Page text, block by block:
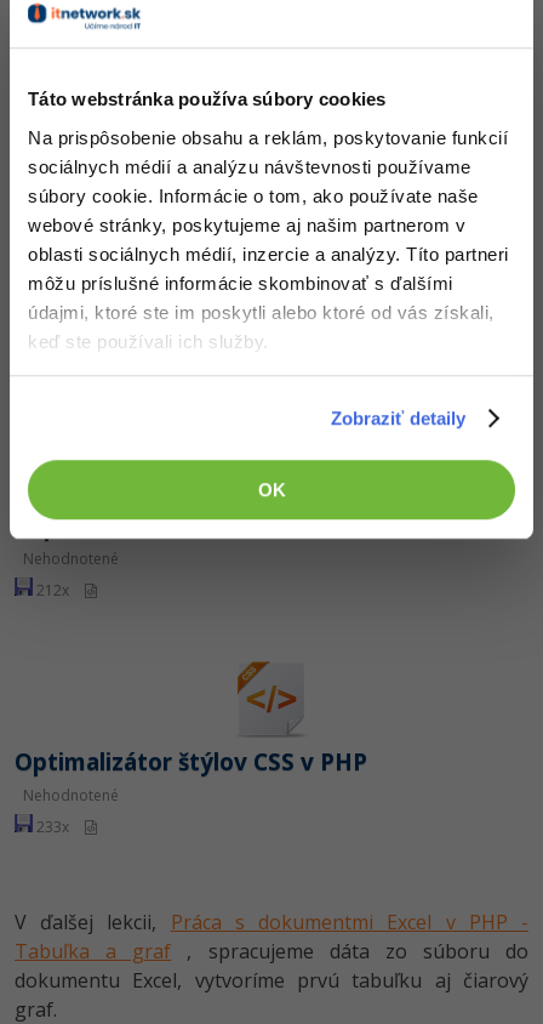
Táto webstránka používa súbory cookies
Na prispôsobenie obsahu a reklám, poskytovanie funkcií
sociálnych médií a analýzu návštevnosti používame
súbory cookie. Informácie o tom, ako používate naše
webové stránky, poskytujeme aj našim partnerom v
oblasti sociálnych médií, inzercie a analýzy. Títo partneri
môžu príslušné informácie skombinovať s ďalšími
údajmi, ktoré ste im poskytli alebo ktoré od vás získali,
keď ste používali ich služby.
Zobraziť detaily
OK
SEO
UX
Business
Copywriting -30%
MS Office -80%
Google Dokumenty
Time management
Siete
Elektronický podpis
Adobe Illustrator
Adobe Lightroom
Adobe XD -15%
Adobe InDesign -25%
Adobe After Effects
Blender -80%
Inkscape
Médiá
Php - Úprava obrázkov
Nehodnotené
Prevod obrázkov do šedej farby v PHP
Nehodnotené
130x
Php ASCIInátor
Nehodnotené
212x
Optimalizátor štýlov CSS v PHP
Nehodnotené
233x
V ďalšej lekcii,
Práca s dokumentmi Excel v PHP -
Tabuľka a graf , spracujeme dáta zo súboru do
dokumentu Excel, vytvoríme prvú tabuľku aj čiarový
graf.